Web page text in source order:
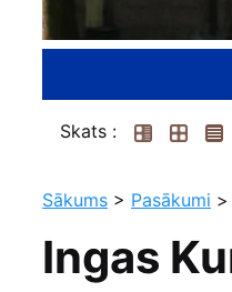
Skats :
Sākums > Pasākumi >
Ingas